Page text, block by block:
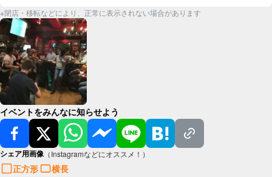
※閉店・移転などにより、正常に表示されない場合があります
イベントをみんなに知らせよう
シェア用画像 （Instagramなどにオススメ！）
正方形 横長